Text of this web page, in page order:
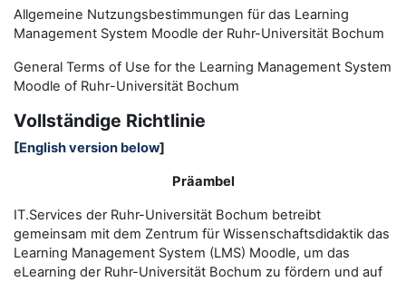
Allgemeine Nutzungsbestimmungen für das Learning
Management System Moodle der Ruhr-Universität Bochum
General Terms of Use for the Learning Management System
Moodle of Ruhr-Universität Bochum
Vollständige Richtlinie
[English version below]
Präambel
IT.Services der Ruhr-Universität Bochum betreibt
gemeinsam mit dem Zentrum für Wissenschaftsdidaktik das
Learning Management System (LMS) Moodle, um das
eLearning der Ruhr-Universität Bochum zu fördern und auf